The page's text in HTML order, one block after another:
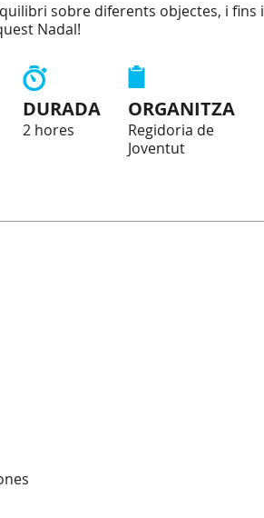
sobre diferents objectes, i fins i
Nadal!
DURADA
2 hores
ORGANITZA
Regidoria de
Joventut